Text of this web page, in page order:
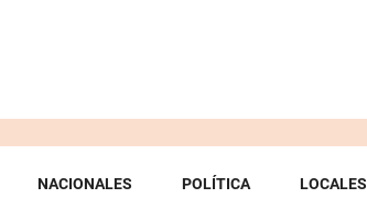
NACIONALES POLÍTICA LOCALES